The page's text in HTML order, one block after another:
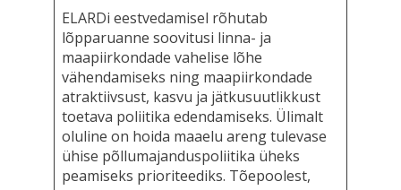
ELARDi eestvedamisel rõhutab
lõpparuanne soovitusi linna- ja
maapiirkondade vahelise lõhe
vähendamiseks ning maapiirkondade
atraktiivsust, kasvu ja jätkusuutlikkust
toetava poliitika edendamiseks. Ülimalt
oluline on hoida maaelu areng tulevase
ühise põllumajanduspoliitika üheks
peamiseks prioriteediks. Tõepoolest,